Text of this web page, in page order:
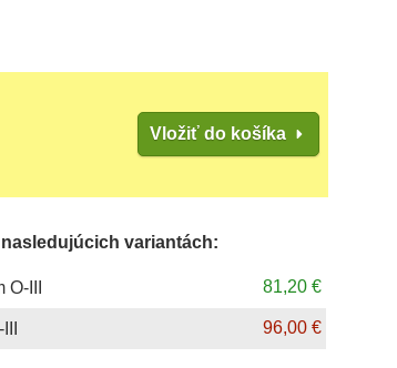
Vložiť do košíka
variantách:
III 81,20 €
96,00 €